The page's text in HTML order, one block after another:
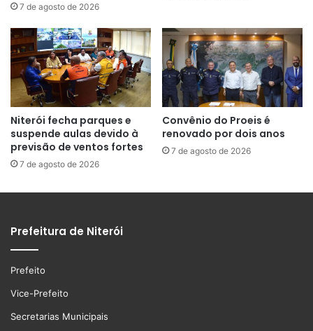
7 de agosto de 2026
Niterói fecha parques e
suspende aulas devido à
previsão de ventos fortes
7 de agosto de 2026
Convênio do Proeis é
renovado por dois anos
7 de agosto de 2026
Prefeitura de Niterói
Prefeito
Vice-Prefeito
Secretarias Municipais